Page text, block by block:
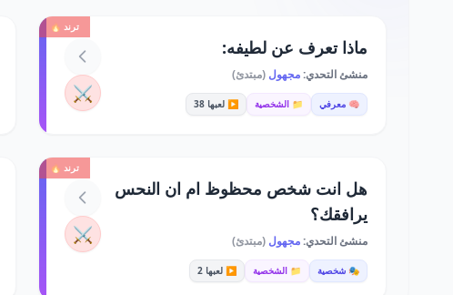
ترند 🔥
ماذا تعرف عن لطيفه:
منشئ التحدي:مجهول (مبتدئ)
🧠 معرفي 📁 الشخصية ▶️ لعبها 38 ⚔️
ترند 🔥
هل انت شخص محظوظ ام ان النحس
يرافقك؟
منشئ التحدي:مجهول (مبتدئ)
🎭 شخصية 📁 الشخصية ▶️ لعبها 2
⚔️